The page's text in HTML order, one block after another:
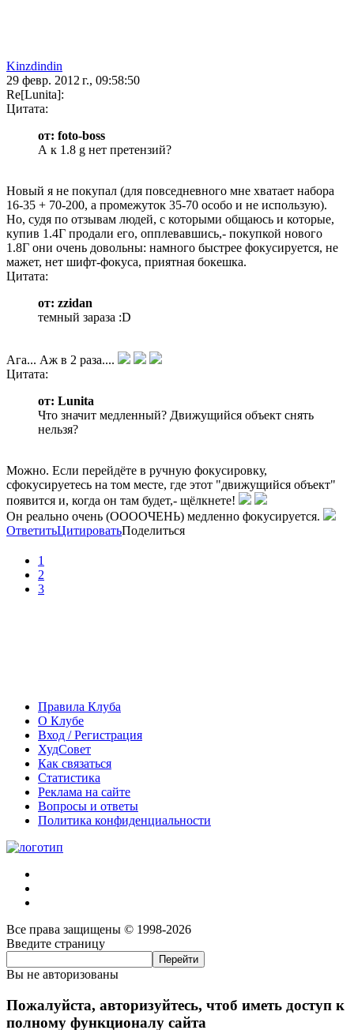
Kinzdindin
29 февр. 2012 г., 09:58:50
Re[Lunita]:
Цитата:
от: foto-boss
А к 1.8 g нет претензий?
Новый я не покупал (для повседневного мне хватает набора
16-35 + 70-200, а промежуток 35-70 особо и не использую).
Но, судя по отзывам людей, с которыми общаюсь и которые,
купив 1.4Г продали его, опплевавшись,- покупкой нового
1.8Г они очень довольны: намного быстрее фокусируется, не
мажет, нет шифт-фокуса, приятная бокешка.
Цитата:
от: zzidan
темный зараза :D
Ага... Аж в 2 раза....
Цитата:
от: Lunita
Что значит медленный? Движущийся объект снять
нельзя?
Можно. Если перейдёте в ручную фокусировку,
сфокусируетесь на том месте, где этот "движущийся объект"
появится и, когда он там будет,- щёлкнете!
Он реально очень (ООООЧЕНЬ) медленно фокусируется.
ОтветитьЦитироватьПоделиться
1
2
3
Правила Клуба
О Клубе
Вход / Регистрация
ХудСовет
Как связаться
Статистика
Реклама на сайте
Вопросы и ответы
Политика конфиденциальности
Все права защищены © 1998-2026
Введите страницу
Вы не авторизованы
Пожалуйста, авторизуйтесь, чтоб иметь доступ к
полному функционалу сайта